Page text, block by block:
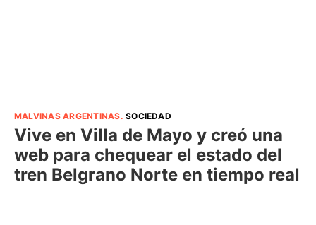
MALVINAS ARGENTINAS.SOCIEDAD
Vive en Villa de Mayo y creó una
web para chequear el estado del
tren Belgrano Norte en tiempo real